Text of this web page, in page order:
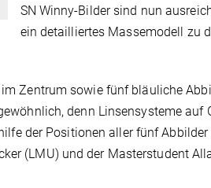
SN Winny-Bilder sind nun
ein detailliertes Massemodell zu
Zentrum sowie fünf bläuliche
denn Linsensysteme auf
der Positionen aller fünf
(LMU) und der Masterstudent